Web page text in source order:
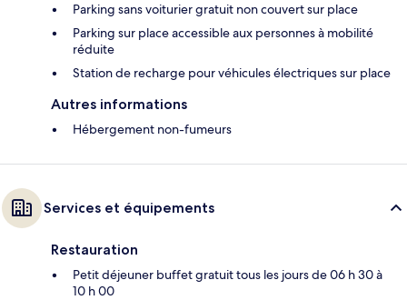
Parking sans voiturier gratuit non couvert sur place
Parking sur place accessible aux personnes à mobilité
réduite
Station de recharge pour véhicules électriques sur place
Autres informations
Hébergement non-fumeurs
Services et équipements
Restauration
Petit déjeuner buffet gratuit tous les jours de 06 h 30 à
10 h 00